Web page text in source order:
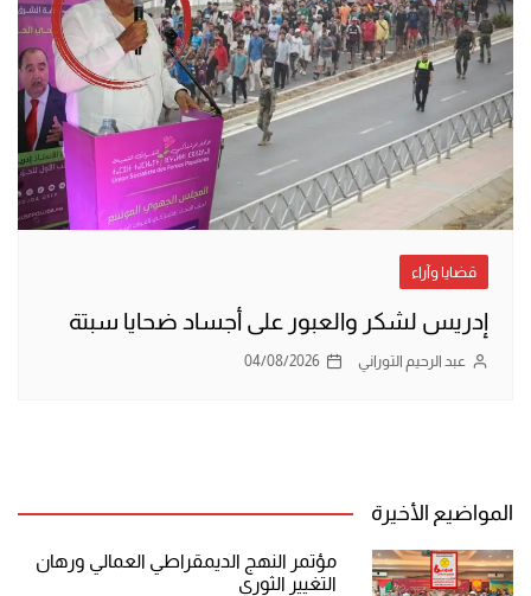
قضايا وآراء
إدريس لشكر والعبور على أجساد ضحايا سبتة
عبد الرحيم التوراني 04/08/2026
المواضيع الأخيرة
مؤتمر النهج الديمقراطي العمالي ورهان
التغيير الثوري